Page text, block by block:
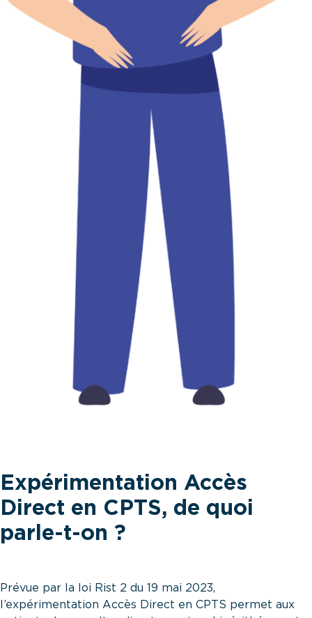
Expérimentation Accès
Direct en CPTS, de quoi
parle-t-on ?
Prévue par la loi Rist 2 du 19 mai 2023,
l’expérimentation Accès Direct en CPTS permet aux